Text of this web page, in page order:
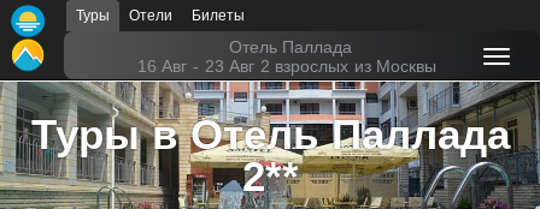
Туры Отели Билеты
Отель Паллада
16 Авг - 23 Авг 2 взрослых из Москвы
Туры в Отель Паллада
2**
Главная
Горящие туры
Туры в Турцию
Туры в Египет